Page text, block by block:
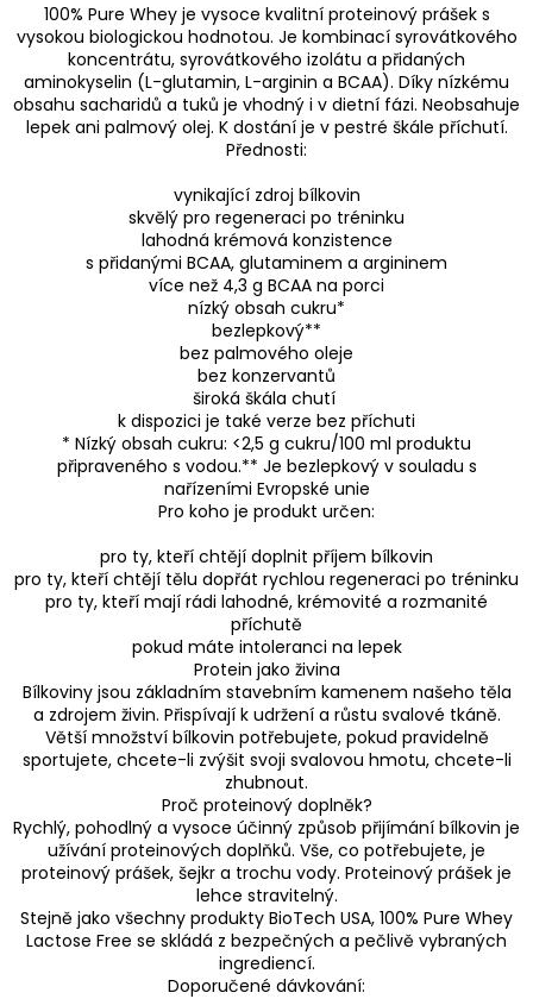
100% Pure Whey je vysoce kvalitní proteinový prášek s
vysokou biologickou hodnotou. Je kombinací syrovátkového
koncentrátu, syrovátkového izolátu a přidaných
aminokyselin (L-glutamin, L-arginin a BCAA). Díky nízkému
obsahu sacharidů a tuků je vhodný i v dietní fázi. Neobsahuje
lepek ani palmový olej. K dostání je v pestré škále příchutí.
Přednosti:
vynikající zdroj bílkovin
skvělý pro regeneraci po tréninku
lahodná krémová konzistence
s přidanými BCAA, glutaminem a argininem
více než 4,3 g BCAA na porci
nízký obsah cukru*
bezlepkový**
bez palmového oleje
bez konzervantů
široká škála chutí
k dispozici je také verze bez příchuti
* Nízký obsah cukru: <2,5 g cukru/100 ml produktu
připraveného s vodou.** Je bezlepkový v souladu s
nařízeními Evropské unie
Pro koho je produkt určen:
pro ty, kteří chtějí doplnit příjem bílkovin
pro ty, kteří chtějí tělu dopřát rychlou regeneraci po tréninku
pro ty, kteří mají rádi lahodné, krémovité a rozmanité
příchutě
pokud máte intoleranci na lepek
Protein jako živina
Bílkoviny jsou základním stavebním kamenem našeho těla
a zdrojem živin. Přispívají k udržení a růstu svalové tkáně.
Větší množství bílkovin potřebujete, pokud pravidelně
sportujete, chcete-li zvýšit svoji svalovou hmotu, chcete-li
zhubnout.
Proč proteinový doplněk?
Rychlý, pohodlný a vysoce účinný způsob přijímání bílkovin je
užívání proteinových doplňků. Vše, co potřebujete, je
proteinový prášek, šejkr a trochu vody. Proteinový prášek je
lehce stravitelný.
Stejně jako všechny produkty BioTech USA, 100% Pure Whey
Lactose Free se skládá z bezpečných a pečlivě vybraných
ingrediencí.
Doporučené dávkování: